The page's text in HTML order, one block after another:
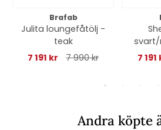
Brafab
Julita loungefåtölj -
teak
7 191 kr
7 990 kr 7 191
Andra köpte